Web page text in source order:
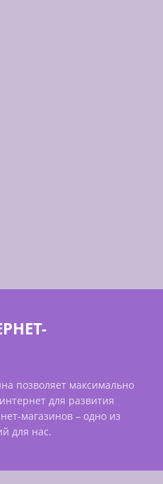
позволяет максимально
для развития
магазинов – одно из
для нас.